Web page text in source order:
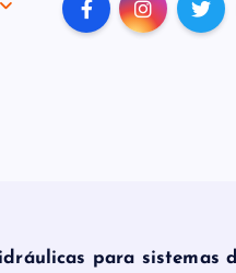
para sistemas